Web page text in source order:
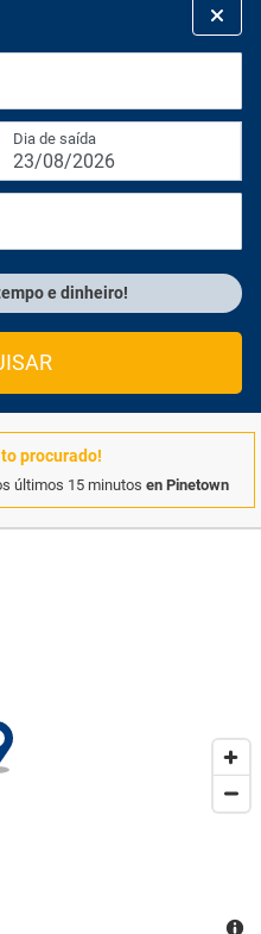
Dia de saída
23/08/2026
e dinheiro!
procurado!
últimos 15 minutos en Pinetown